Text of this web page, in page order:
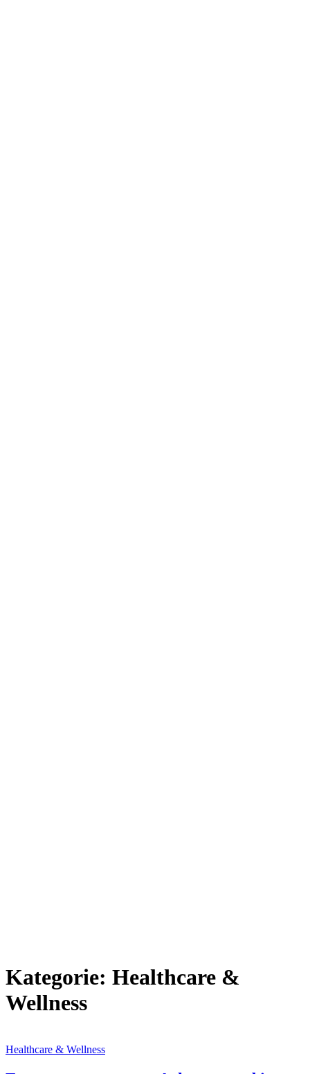
Kategorie: Healthcare &
Wellness
Healthcare & Wellness